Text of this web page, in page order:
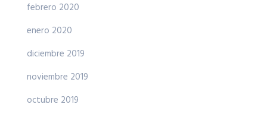
febrero 2020
enero 2020
diciembre 2019
noviembre 2019
octubre 2019